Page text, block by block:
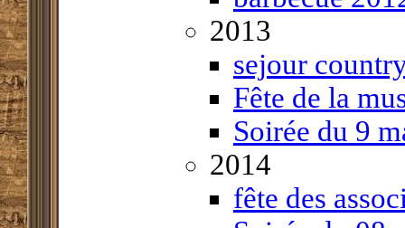
2013
sejour
Fête de la
Soirée du 9
2014
fête des